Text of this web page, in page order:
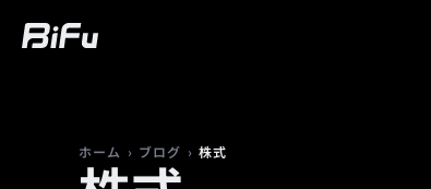
ホーム › ブログ › 株式